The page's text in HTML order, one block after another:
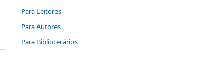
Para Leitores
Para Autores
Para Bibliotecários